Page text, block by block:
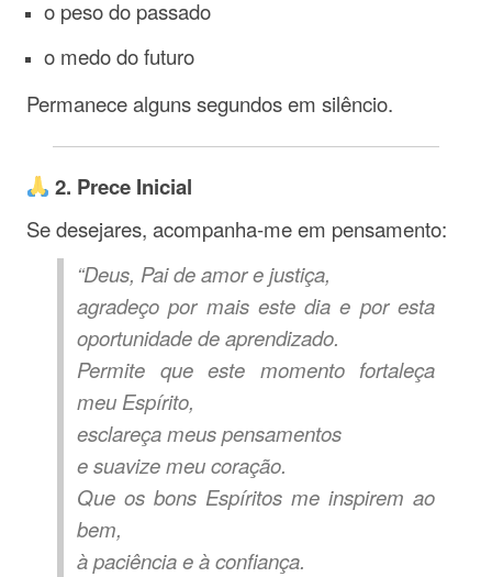
o peso do passado
o medo do futuro
Permanece alguns segundos em silêncio.
2. Prece Inicial
Se desejares, acompanha-me em pensamento:
“Deus, Pai de amor e justiça,
agradeço por mais este dia e por esta
oportunidade de aprendizado.
Permite que este momento fortaleça
meu Espírito,
esclareça meus pensamentos
e suavize meu coração.
Que os bons Espíritos me inspirem ao
bem,
à paciência e à confiança.